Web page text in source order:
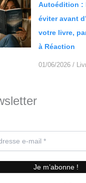
Autoédition :
éviter avant
votre livre,
à Réaction
01/06/2026 /